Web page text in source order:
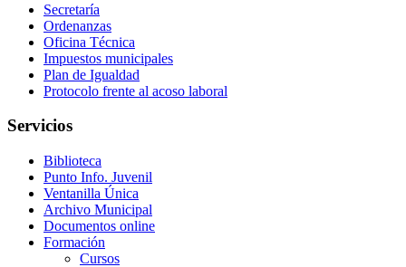
Secretaría
Ordenanzas
Oficina Técnica
Impuestos municipales
Plan de Igualdad
Protocolo frente al acoso laboral
Servicios
Biblioteca
Punto Info. Juvenil
Ventanilla Única
Archivo Municipal
Documentos online
Formación
Cursos